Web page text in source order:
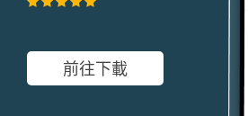
前往下載